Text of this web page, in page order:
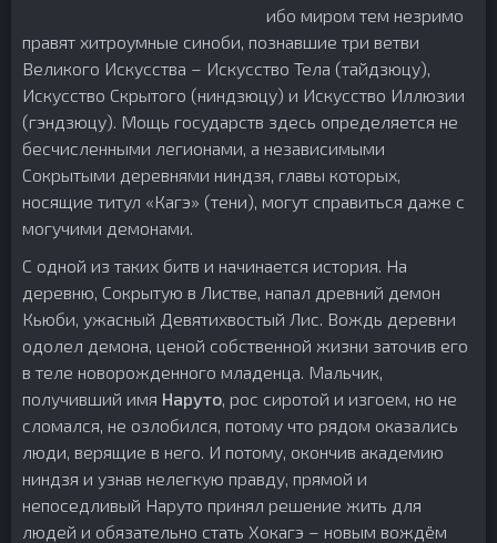
ибо миром тем незримо
правят хитроумные синоби, познавшие три ветви
Великого Искусства – Искусство Тела (тайдзюцу),
Искусство Скрытого (ниндзюцу) и Искусство Иллюзии
(гэндзюцу). Мощь государств здесь определяется не
бесчисленными легионами, а независимыми
Сокрытыми деревнями ниндзя, главы которых,
носящие титул «Кагэ» (тени), могут справиться даже с
могучими демонами.
С одной из таких битв и начинается история. На
деревню, Сокрытую в Листве, напал древний демон
Кьюби, ужасный Девятихвостый Лис. Вождь деревни
одолел демона, ценой собственной жизни заточив его
в теле новорожденного младенца. Мальчик,
получивший имя Наруто, рос сиротой и изгоем, но не
сломался, не озлобился, потому что рядом оказались
люди, верящие в него. И потому, окончив академию
ниндзя и узнав нелегкую правду, прямой и
непоседливый Наруто принял решение жить для
людей и обязательно стать Хокагэ – новым вождём